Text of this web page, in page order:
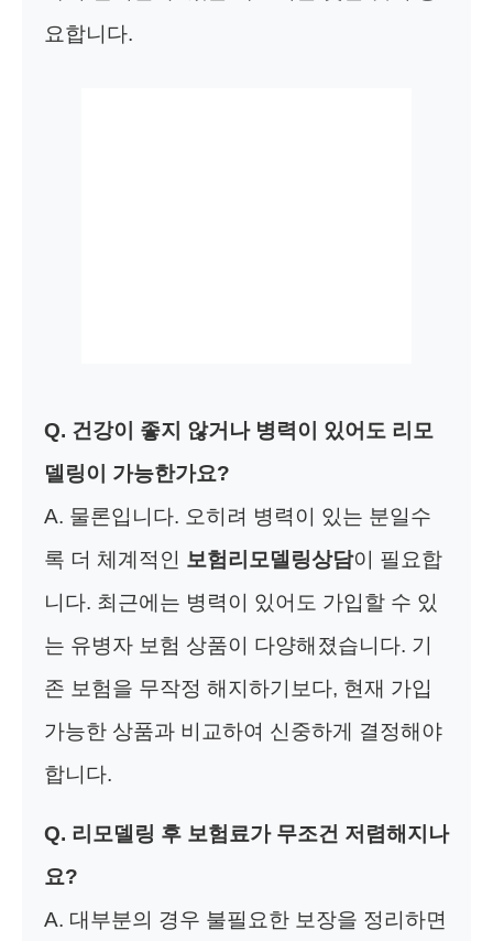
요합니다.
Q. 건강이 좋지 않거나 병력이 있어도 리모
델링이 가능한가요?
A. 물론입니다. 오히려 병력이 있는 분일수
록 더 체계적인 보험리모델링상담이 필요합
니다. 최근에는 병력이 있어도 가입할 수 있
는 유병자 보험 상품이 다양해졌습니다. 기
존 보험을 무작정 해지하기보다, 현재 가입
가능한 상품과 비교하여 신중하게 결정해야
합니다.
Q. 리모델링 후 보험료가 무조건 저렴해지나
요?
A. 대부분의 경우 불필요한 보장을 정리하면